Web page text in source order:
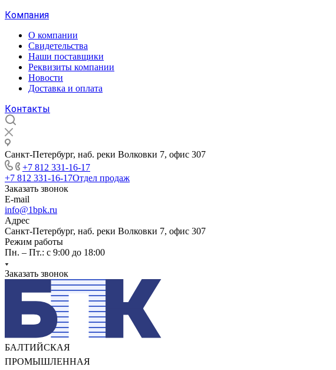
Компания
О компании
Свидетельства
Наши поставщики
Реквизиты компании
Новости
Доставка и оплата
Контакты
Санкт-Петербург, наб. реки Волковки 7, офис 307
+7 812 331-16-17
+7 812 331-16-17Отдел продаж
Заказать звонок
E-mail
info@1bpk.ru
Адрес
Санкт-Петербург, наб. реки Волковки 7, офис 307
Режим работы
Пн. – Пт.: с 9:00 до 18:00
Заказать звонок
БАЛТИЙСКАЯ
ПРОМЫШЛЕННАЯ